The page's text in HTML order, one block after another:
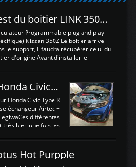
Test du boitier LINK 350Z Plugin ECU
Programmable plug and play
Nissan 350Z Le boitier arrive
le support, Il faudra récupérer celui du
d'origine Avant d'installer le
l'information de la large bande
le boitier. sydney sweeney deepfake
sortie 0-5V de l'afr sera connectée sur
AN Volt 8 et GndAN pour
et Volt car l'information est une
(Pas une résistance variable d'un
temps de brancher le ...
Préparation Honda Civic Type R FK2
Honda Civic Type R
échangeur Airtec +
différentes
très bien une fois les
plastique inferieur,
la structure ou le
Hot Purpple